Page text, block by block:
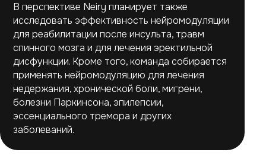
В перспективе Neiry планирует также
исследовать эффективность нейромодуляции
для реабилитации после инсульта, травм
спинного мозга и для лечения эректильной
дисфункции. Кроме того, команда собирается
применять нейромодуляцию для лечения
недержания, хронической боли, мигрени,
болезни Паркинсона, эпилепсии,
эссенциального тремора и других
заболеваний.